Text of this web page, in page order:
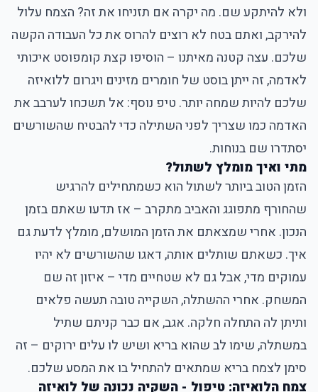
ולא להיתקע שם. מה יקרה אם תזניחו את זה? הצמח עלול
להירקב, ואתם בטח לא רוצים להרוס את כל העבודה הקשה
שלכם. עצה קטנה מאיתנו – הוסיפו קצת קומפוסט איכותי
לאדמה, זה ייתן בוסט של חומרים מזינים ויגרום ללואיזה
שלכם להיות שמחה יותר. טיפ נוסף: אל תשכחו לערבב את
האדמה כמו שצריך לפני השתילה כדי להבטיח שהשורשים
יסתדרו שם בנוחות.
מתי ואיך מומלץ לשתול?
הזמן הטוב ביותר לשתול הוא כשמתחילים להרגיש
שהחורף מתפוגג והאביב מתקרב – אז תדעו שאתם בזמן
הנכון. אחרי שמצאתם את הזמן המושלם, מומלץ לדעת גם
איך. כשאתם שותלים אותה, דאגו שהשורשים לא יהיו
עמוקים מדי, אבל גם לא שטחיים מדי – איזון זה שם
המשחק. אחרי ההשתלה, השקייה טובה תעשה פלאים
ותיתן לה התחלה חלקה. אגב, אם כבר קניתם שתיל
במשתלה, שימו לב שהוא בריא ושיש לו עלים ירוקים – זה
סימן לצמח בריא שמתאים להתחיל בו את המסע שלכם.
צמח הלואיזה: טיפול - השקיה נכונה של לואיזה